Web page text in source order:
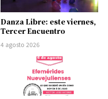
Danza Libre: este viernes,
Tercer Encuentro
4 agosto 2026